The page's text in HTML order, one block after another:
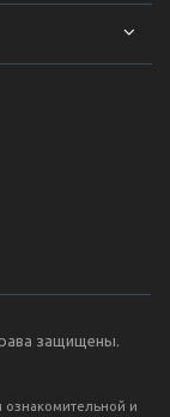
защищены.
ознакомительной и